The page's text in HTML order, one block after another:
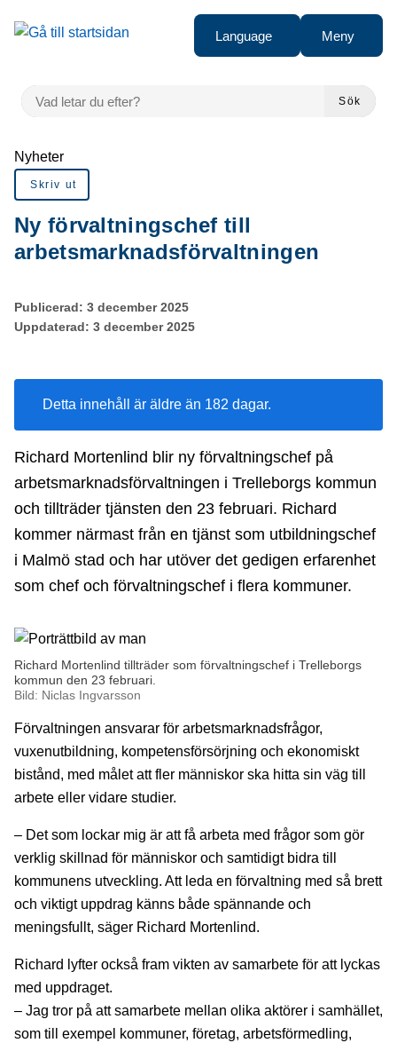
Gå till innehåll
Language Meny
VAD LETAR DU EFTER?
Sök
Du är här:
Nyheter
Skriv ut
Ny förvaltningschef till
arbetsmarknadsförvaltningen
Publicerad: 3 december 2025
Uppdaterad: 3 december 2025
Detta innehåll är äldre än 182 dagar.
Richard Mortenlind blir ny förvaltningschef på
arbetsmarknadsförvaltningen i Trelleborgs kommun
och tillträder tjänsten den 23 februari. Richard
kommer närmast från en tjänst som utbildningschef
i Malmö stad och har utöver det gedigen erfarenhet
som chef och förvaltningschef i flera kommuner.
Richard Mortenlind tillträder som förvaltningschef i Trelleborgs
kommun den 23 februari.
Bild: Niclas Ingvarsson
Förvaltningen ansvarar för arbetsmarknadsfrågor,
vuxenutbildning, kompetensförsörjning och ekonomiskt
bistånd, med målet att fler människor ska hitta sin väg till
arbete eller vidare studier.
– Det som lockar mig är att få arbeta med frågor som gör
verklig skillnad för människor och samtidigt bidra till
kommunens utveckling. Att leda en förvaltning med så brett
och viktigt uppdrag känns både spännande och
meningsfullt, säger Richard Mortenlind.
Richard lyfter också fram vikten av samarbete för att lyckas
med uppdraget.
– Jag tror på att samarbete mellan olika aktörer i samhället,
som till exempel kommuner, företag, arbetsförmedling,